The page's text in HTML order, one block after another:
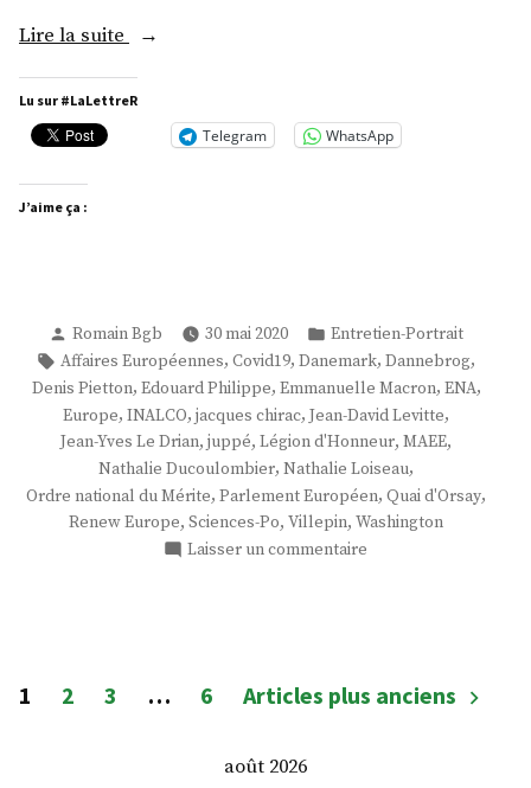
Lire la suite
« Mme
Loiseau »
Lu sur #LaLettreR
Telegram WhatsApp
J’aime ça :
Publié
par
Romain Bgb 30 mai 2020
Publié
dans
Entretien-Portrait
Étiquettes :
Affaires Européennes, Covid19, Danemark, Dannebrog,
Denis Pietton, Edouard Philippe, Emmanuelle Macron, ENA,
Europe, INALCO, jacques chirac, Jean-David Levitte,
Jean-Yves Le Drian, juppé, Légion d'Honneur, MAEE,
Nathalie Ducoulombier, Nathalie Loiseau,
Ordre national du Mérite, Parlement Européen, Quai d'Orsay,
Renew Europe, Sciences-Po, Villepin, Washington
Laisser un commentaire
Pagination
1 2 3 … 6 Articles plus anciens
août 2026